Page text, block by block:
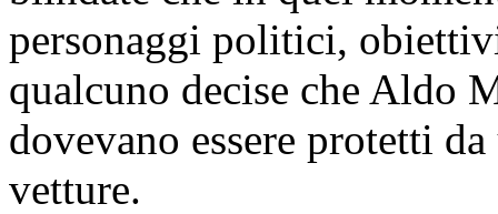
personaggi politici,
qualcuno decise che Aldo
dovevano essere protetti
vetture.